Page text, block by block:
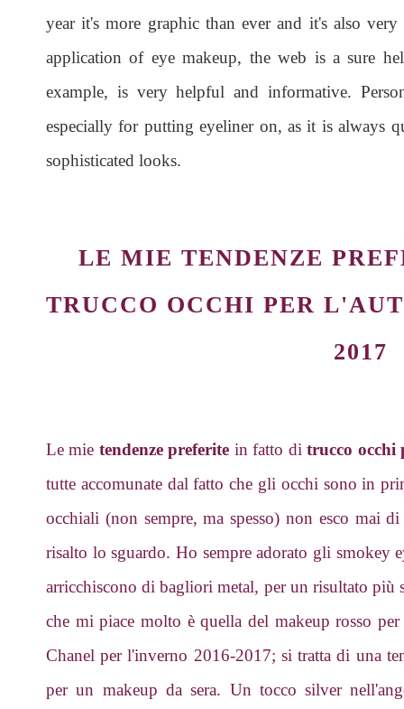
year it's more graphic than ever and it's also
application of eye makeup, the web is a sure
example, is very helpful and informative.
especially for putting eyeliner on, as it is always
sophisticated looks.
LE MIE TENDENZE
TRUCCO OCCHI PER
2017
Le mie tendenze preferite in fatto ditrucco occhi
tutte accomunate dal fatto che gli occhi sono in
occhiali (non sempre, ma spesso) non esco mai
risalto lo sguardo. Ho sempre adorato gli smokey
arricchiscono di bagliori metal, per un risultato più
che mi piace molto è quella del makeup rosso
Chanel per l'inverno 2016-2017; si tratta di una
per un makeup da sera. Un tocco silver